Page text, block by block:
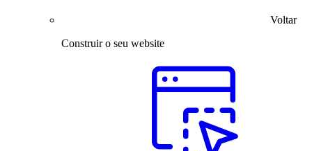
Voltar
Construir o seu website